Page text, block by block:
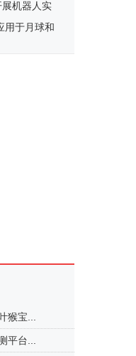
机器人实
用于月球和
猴宝...
平台...